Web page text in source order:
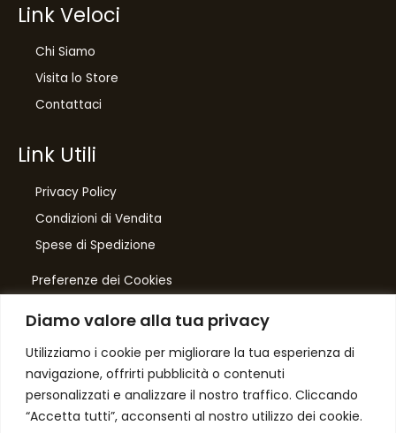
Diamo valore alla tua privacy
Utilizziamo i cookie per migliorare la tua esperienza di
navigazione, offrirti pubblicità o contenuti
personalizzati e analizzare il nostro traffico. Cliccando
“Accetta tutti”, acconsenti al nostro utilizzo dei cookie.
Link Veloci
Chi Siamo
Visita lo Store
Contattaci
Link Utili
Privacy Policy
Condizioni di Vendita
Spese di Spedizione
Preferenze dei Cookies
Number One
di Domenico Toccacieli
Via G. Mazzini 5/C
61033 FERMIGNANO PU
C.F. TCCDNC64A31D541L
di sconto, solo per te
Iscriviti per ricevere il tuo sconto esclusivo e
e offerte!